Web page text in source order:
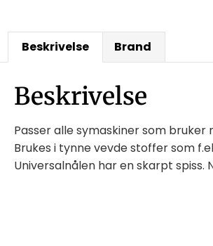
Beskrivelse Brand
Beskrivelse
Passer alle symaskiner som
Brukes i tynne vevde stoffer som
Universalnålen har en skarpt